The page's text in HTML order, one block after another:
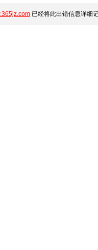
已经将此出错信息详细